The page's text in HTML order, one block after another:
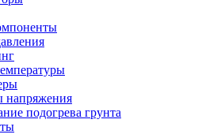
подогрева грунта